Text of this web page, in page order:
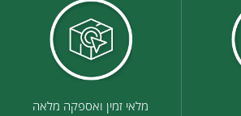
מלאי זמין ואספקה מלאה